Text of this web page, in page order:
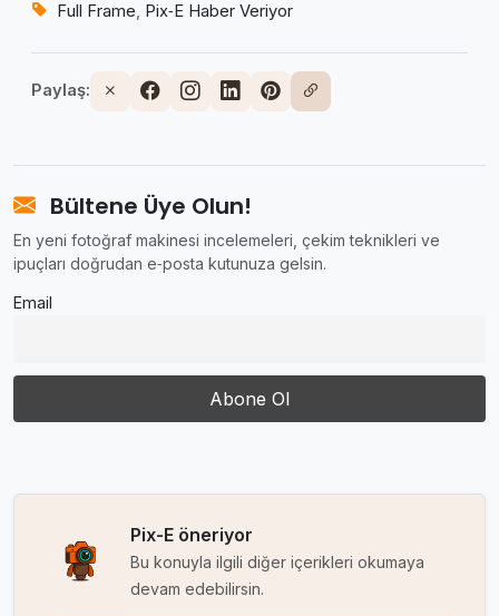
Full Frame Pix‑E Haber Veriyor
Paylaş:
Bültene Üye Olun!
En yeni fotoğraf makinesi incelemeleri, çekim teknikleri ve
ipuçları doğrudan e‑posta kutunuza gelsin.
Email
Pix-E öneriyor
Bu konuyla ilgili diğer içerikleri okumaya
devam edebilirsin.